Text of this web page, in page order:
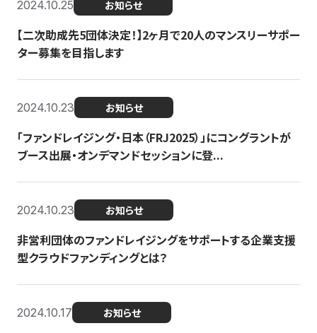
2024.10.25 お知らせ
【二次助成先5団体決定！】2ヶ月で20人のマンスリーサポー
ター募集を目指します
2024.10.23 お知らせ
「ファンドレイジング・日本（FRJ2025）」にコングラントが
ブース出展・オンデマンドセッションに登...
2024.10.23 お知らせ
非営利団体のファンドレイジングをサポートする企業支援
型クラウドファンディングとは？
2024.10.17 お知らせ